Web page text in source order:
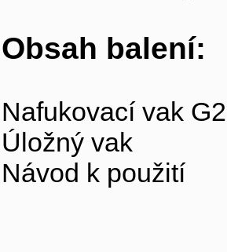
Obsah balení:
Nafukovací vak
Úložný vak
Návod k použití